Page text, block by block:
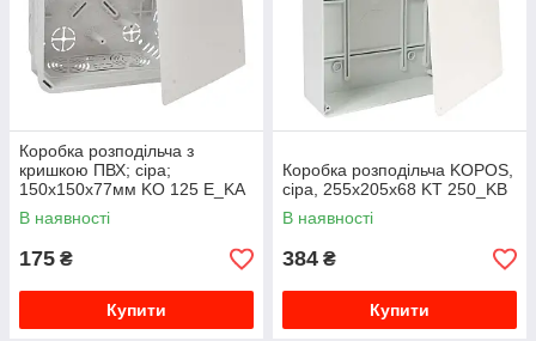
Коробка розподільча з
кришкою ПВХ; сіра;
150х150х77мм KO 125 E_KA
В наявності
175 ₴
Купити
Коробка розподільча KOPOS,
сіра, 255х205х68 KT 250_KB
В наявності
384 ₴
Купити